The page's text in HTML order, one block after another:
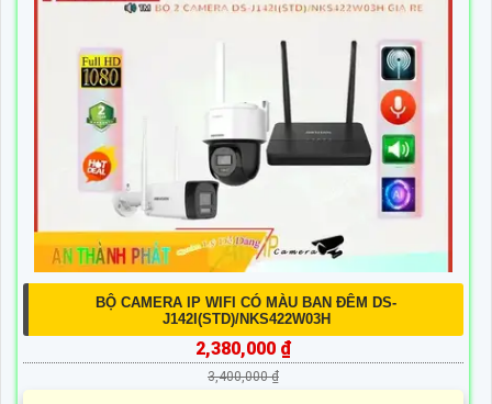
BỘ CAMERA IP WIFI CÓ MÀU BAN ĐÊM DS-
J142I(STD)/NKS422W03H
2,380,000 ₫
3,400,000 ₫